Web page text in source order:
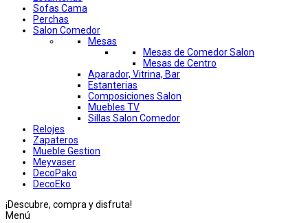
Sofas Cama
Perchas
Salon Comedor
Mesas
Mesas de Comedor Salon
Mesas de Centro
Aparador, Vitrina, Bar
Estanterias
Composiciones Salon
Muebles TV
Sillas Salon Comedor
Relojes
Zapateros
Mueble Gestion
Meyvaser
DecoPako
DecoEko
¡Descubre, compra y disfruta!
Menú